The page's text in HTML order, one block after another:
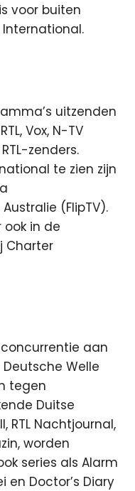
voor buiten
International.
uitzenden
Vox, N-TV
zenders.
te zien zijn
(FlipTV).
in de
Charter
aan
Deutsche Welle
tegen
Duitse
RTL Nachtjournal,
worden
series als Alarm
en Doctor’s Diary